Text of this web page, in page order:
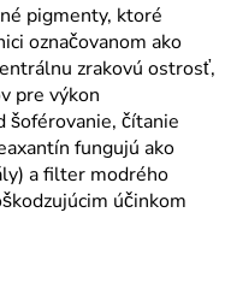
pigmenty, ktoré
označovanom ako
zrakovú ostrosť,
pre výkon
šoférovanie, čítanie
fungujú ako
a filter modrého
účinkom